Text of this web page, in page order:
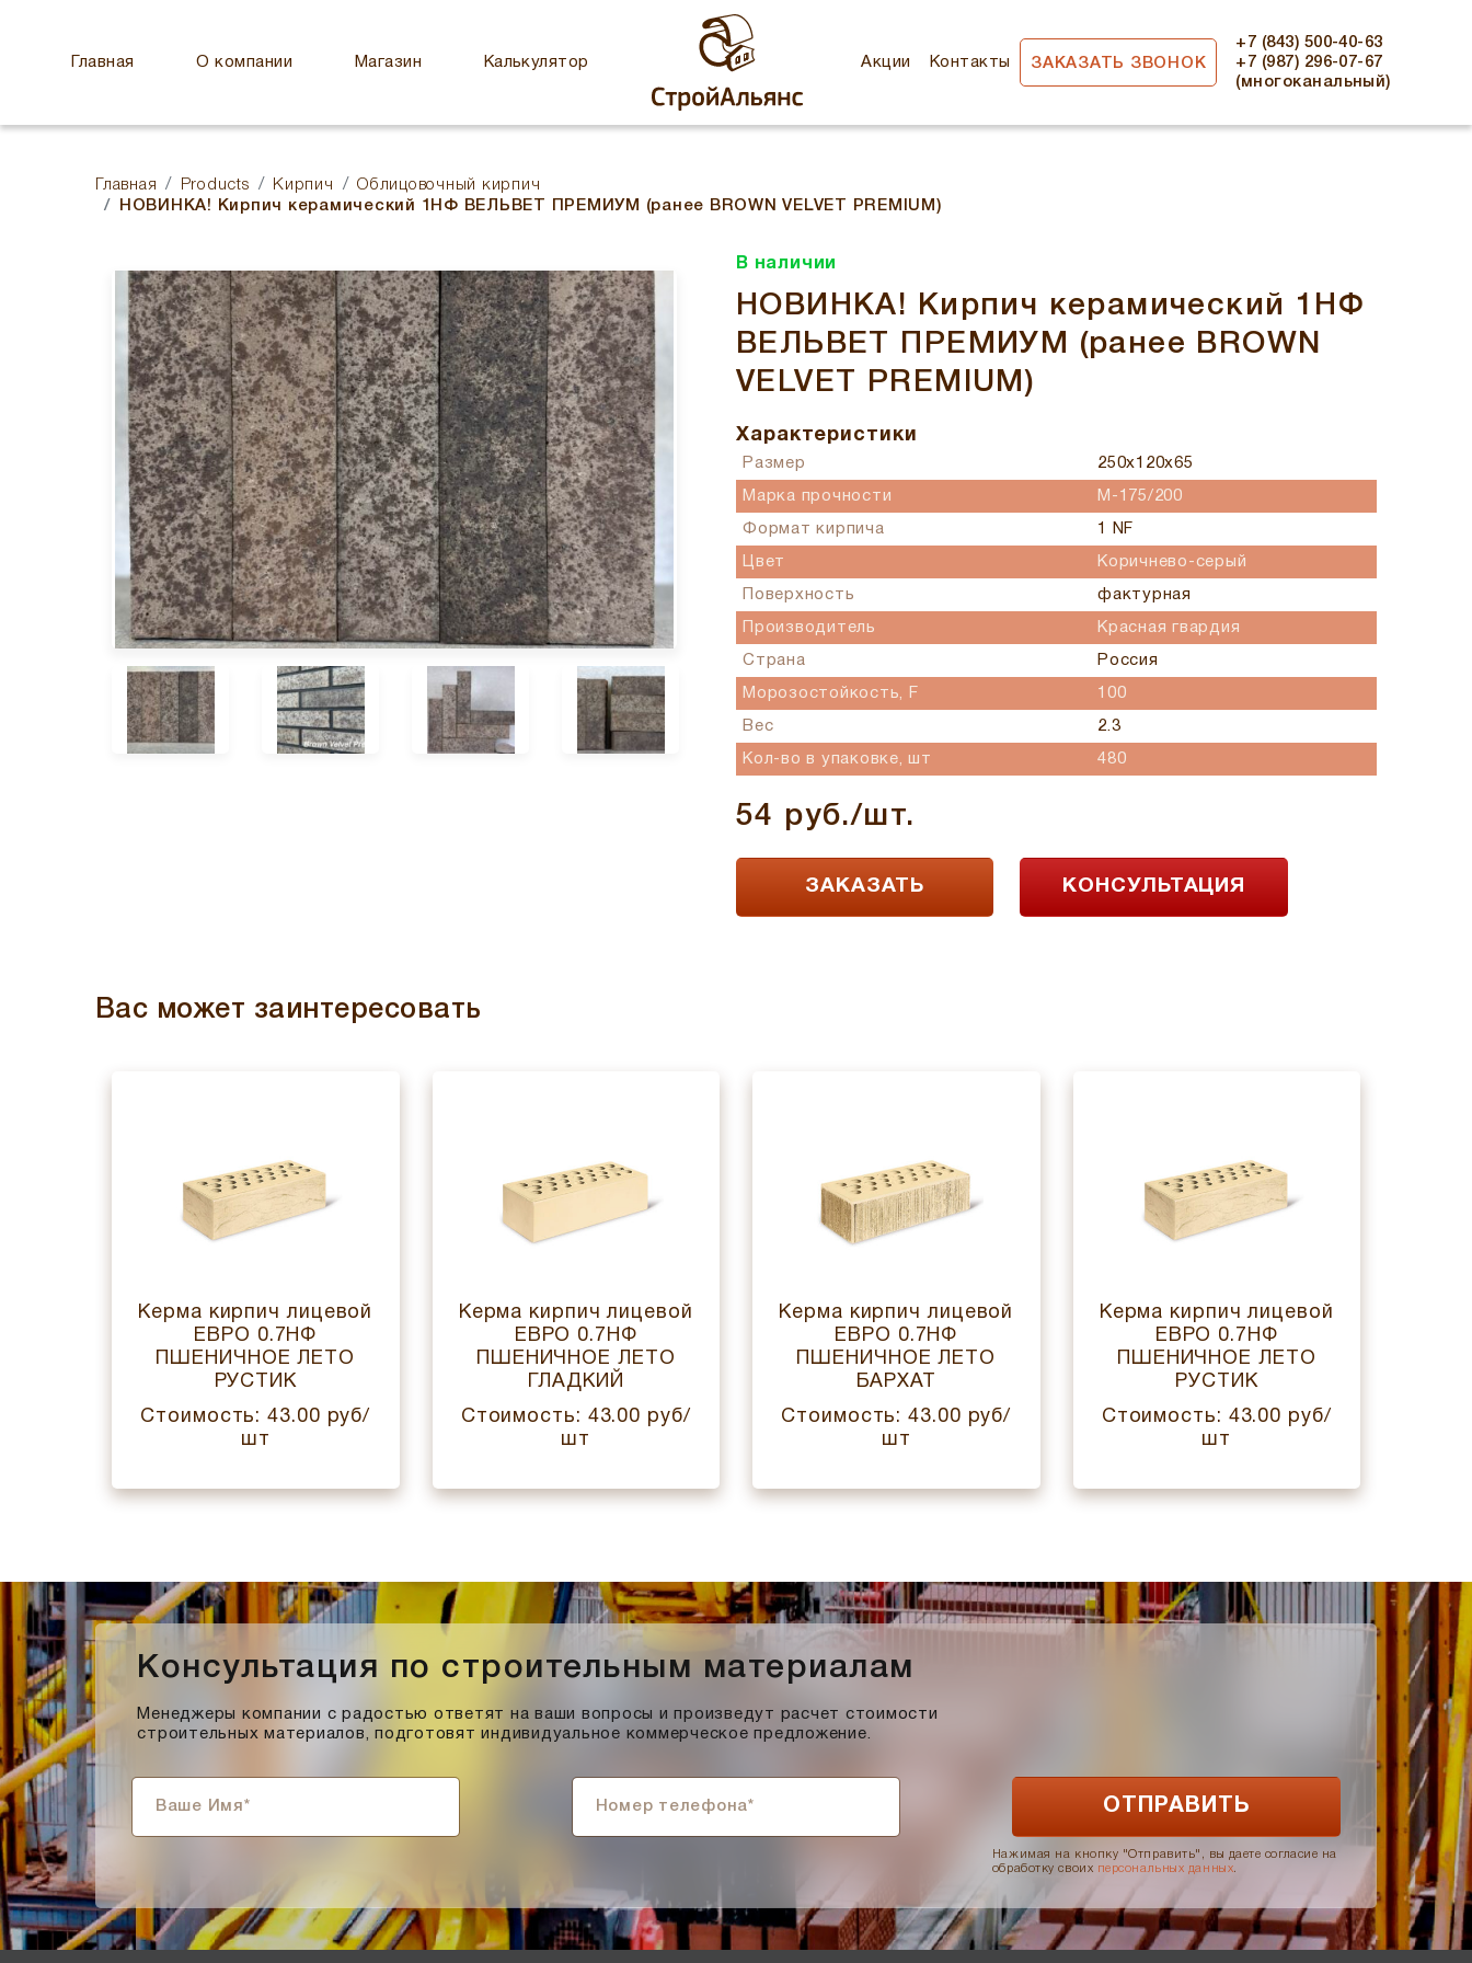
Главная О компании Магазин Калькулятор Акции Контакты ЗАКАЗАТЬ ЗВОНОК
+7 (843) 500-40-63
+7 (987) 296-07-67
(многоканальный)
Главная Products Кирпич
Облицовочный кирпич
НОВИНКА! Кирпич керамический 1НФ ВЕЛЬВЕТ ПРЕМИУМ (ранее BROWN VELVET PREMIUM)
В наличии
НОВИНКА! Кирпич керамический 1НФ
ВЕЛЬВЕТ ПРЕМИУМ (ранее BROWN
VELVET PREMIUM)
Характеристики
Размер 250x120x65
Марка прочности M-175/200
Формат кирпича 1 NF
Цвет Коричнево-серый
Поверхность фактурная
Производитель Красная гвардия
Страна Россия
Морозостойкость, F 100
Вес 2.3
Кол-во в упаковке, шт 480
54 руб./шт.
ЗАКАЗАТЬ КОНСУЛЬТАЦИЯ
Вас может заинтересовать
Керма кирпич лицевой
ЕВРО 0.7НФ
ПШЕНИЧНОЕ ЛЕТО
РУСТИК
Стоимость: 43.00 руб/
шт
Керма кирпич лицевой
ЕВРО 0.7НФ
ПШЕНИЧНОЕ ЛЕТО
ГЛАДКИЙ
Стоимость: 43.00 руб/
шт
Керма кирпич лицевой
ЕВРО 0.7НФ
ПШЕНИЧНОЕ ЛЕТО
БАРХАТ
Стоимость: 43.00 руб/
шт
Керма кирпич лицевой
ЕВРО 0.7НФ
ПШЕНИЧНОЕ ЛЕТО
РУСТИК
Стоимость: 43.00 руб/
шт
Консультация по строительным материалам
Менеджеры компании с радостью ответят на ваши вопросы и произведут расчет стоимости
строительных материалов, подготовят индивидуальное коммерческое предложение.
Нажимая на кнопку "Отправить", вы даете согласие на
обработку своих персональных данных